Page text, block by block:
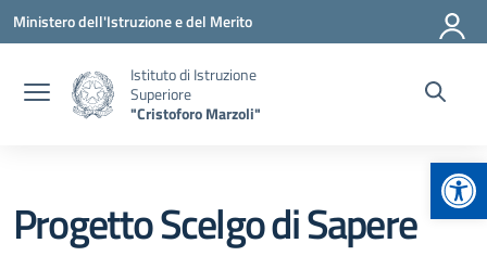
Vai ai contenuti
Vai al menu di navigazione
Vai al footer
Ministero dell'Istruzione e del Merito
Istituto di Istruzione
Superiore
"Cristoforo Marzoli"
Progetto Scelgo di Sapere